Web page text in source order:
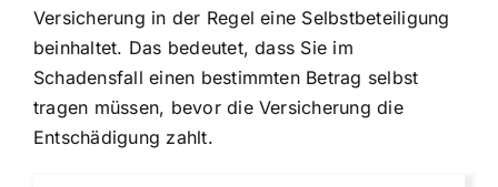
Versicherung in der Regel eine Selbstbeteiligung
beinhaltet. Das bedeutet, dass Sie im
Schadensfall einen bestimmten Betrag selbst
tragen müssen, bevor die Versicherung die
Entschädigung zahlt.